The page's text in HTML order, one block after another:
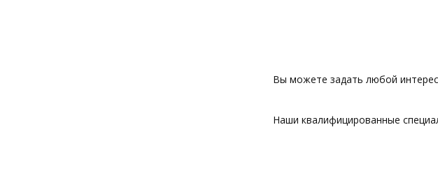
Вы можете задать любой
Наши квалифицированные